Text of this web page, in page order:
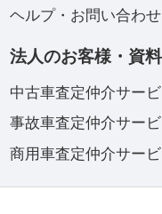
ヘルプ・お問い合わせ
法人のお客様・資
中古車査定仲介サー
事故車査定仲介サー
商用車査定仲介サービ